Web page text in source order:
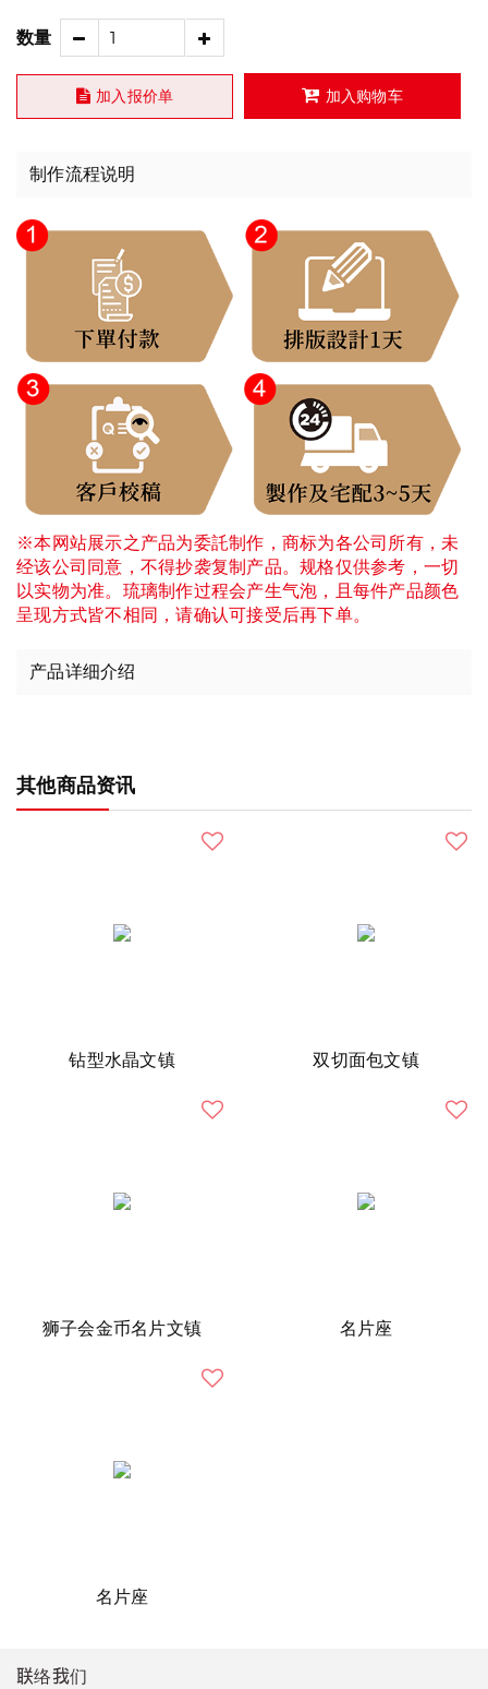
数量
加入报价单 加入购物车
制作流程说明
※本网站展示之产品为委託制作，商标为各公司所有，未
经该公司同意，不得抄袭复制产品。规格仅供参考，一切
以实物为准。琉璃制作过程会产生气泡，且每件产品颜色
呈现方式皆不相同，请确认可接受后再下单。
产品详细介绍
其他商品资讯
钻型水晶文镇 双切面包文镇
狮子会金币名片文镇 名片座
名片座
联络我们